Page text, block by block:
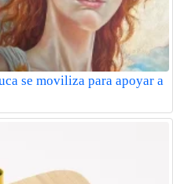
se moviliza para apoyar a